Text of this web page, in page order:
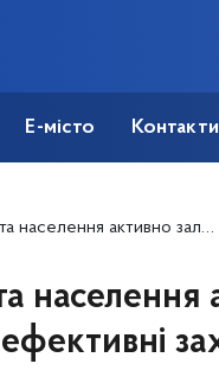
Е-місто Контакти
«теплі кредити» на енергоефективні заходи
населення